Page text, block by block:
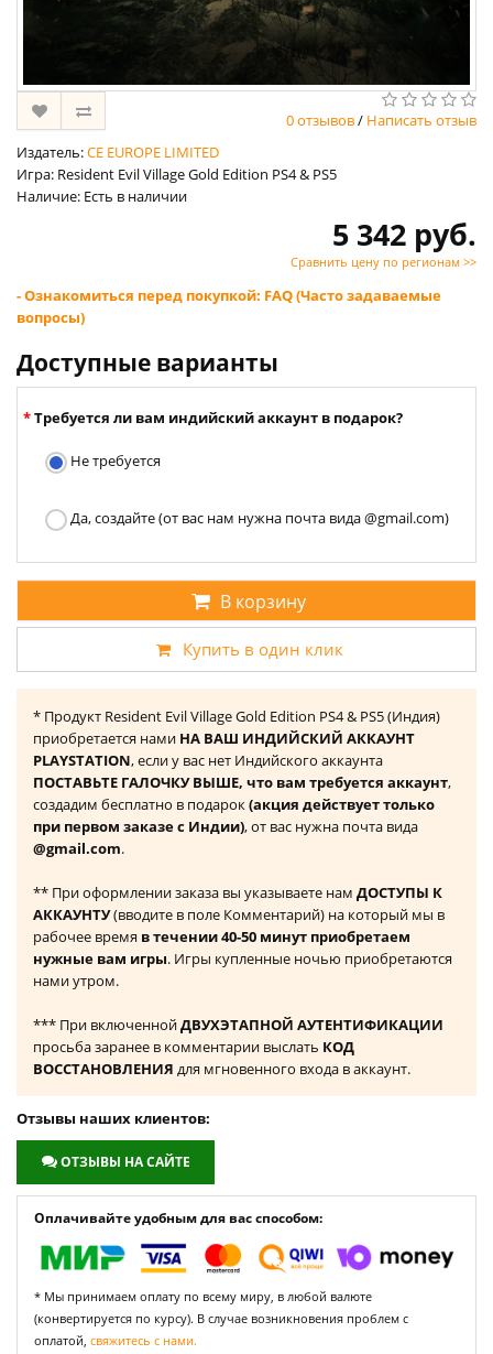
0 отзывов/ Написать отзыв
Издатель:CE EUROPE LIMITED
Игра: Resident Evil Village Gold Edition PS4 & PS5
Наличие: Есть в наличии
5 342 руб.
Сравнить цену по регионам >>
- Ознакомиться перед покупкой: FAQ (Часто задаваемые
вопросы)
Доступные варианты
Требуется ли вам индийский аккаунт в подарок?
Не требуется
Да, создайте (от вас нам нужна почта вида @gmail.com)
В корзину
Купить в один клик
* Продукт Resident Evil Village Gold Edition PS4 & PS5 (Индия)
приобретается нами НА ВАШ ИНДИЙСКИЙ АККАУНТ
PLAYSTATION, если у вас нет Индийского аккаунта
ПОСТАВЬТЕ ГАЛОЧКУ ВЫШЕ, что вам требуется аккаунт,
создадим бесплатно в подарок(акция действует только
при первом заказе с Индии), от вас нужна почта вида
@gmail.com.
** При оформлении заказа вы указываете нам ДОСТУПЫ К
АККАУНТУ(вводите в поле Комментарий) на который мы в
рабочее время в течении 40-50 минут приобретаем
нужные вам игры. Игры купленные ночью приобретаются
нами утром.
*** При включеннойДВУХЭТАПНОЙ АУТЕНТИФИКАЦИИ
просьба заранее в комментарии выслать КОД
ВОССТАНОВЛЕНИЯ для мгновенного входа в аккаунт.
Отзывы наших клиентов:
ОТЗЫВЫ НА САЙТЕ
Оплачивайте удобным для вас способом:
* Мы принимаем оплату по всему миру, в любой валюте
(конвертируется по курсу). В случае возникновения проблем с
оплатой, свяжитесь с нами.